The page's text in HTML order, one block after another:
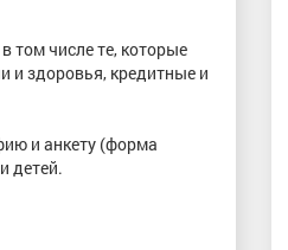
том числе те, которые
и здоровья, кредитные и
и анкету (форма
детей.